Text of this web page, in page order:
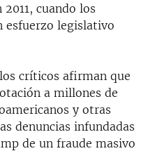
cuando los
esfuerzo legislativo
críticos afirman que
a millones de
y otras
denuncias infundadas
de un fraude masivo